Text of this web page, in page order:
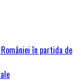
în partida de